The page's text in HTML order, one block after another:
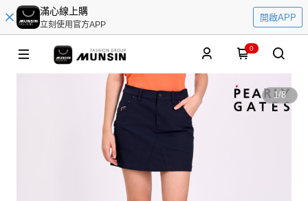
滿心線上購
立刻使用官方APP
開啟APP
0
1/8